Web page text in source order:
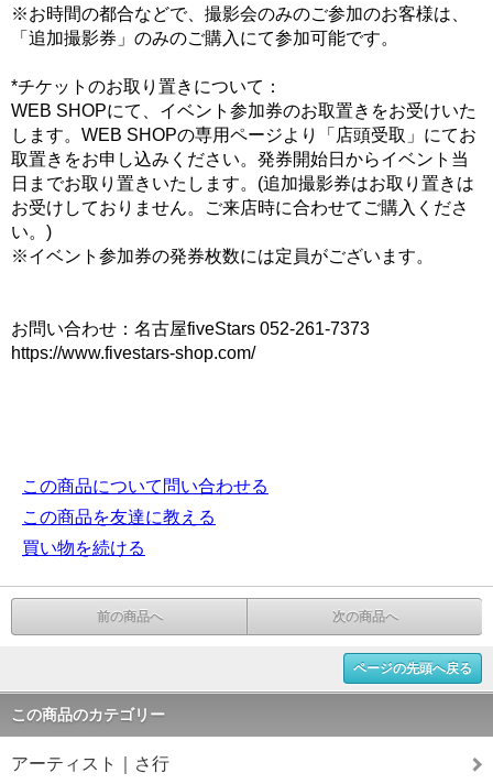
※お時間の都合などで、撮影会のみのご参加のお客様は、
「追加撮影券」のみのご購入にて参加可能です。
*チケットのお取り置きについて：
WEB SHOPにて、イベント参加券のお取置きをお受けいた
します。WEB SHOPの専用ページより「店頭受取」にてお
取置きをお申し込みください。発券開始日からイベント当
日までお取り置きいたします。(追加撮影券はお取り置きは
お受けしておりません。ご来店時に合わせてご購入くださ
い。)
※イベント参加券の発券枚数には定員がございます。
お問い合わせ：名古屋fiveStars 052-261-7373
https://www.fivestars-shop.com/
この商品について問い合わせる
この商品を友達に教える
買い物を続ける
前の商品へ 次の商品へ
ページの先頭へ戻る
この商品のカテゴリー
アーティスト｜さ行